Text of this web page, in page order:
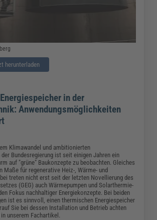
herunterladen
in der
Anwendungsmöglichkeiten
Klimawandel und ambitionierten
Bundesregierung ist seit einigen Jahren ein
auf "grüne" Baukonzepte zu beobachten. Gleiches
Maße für regenerative Heiz-, Wärme- und
treten nicht erst seit der letzten Novellierung des
(GEG) auch Wärmepumpen und Solarthermie-
Fokus nachhaltiger Energiekonzepte. Bei beiden
ist es sinnvoll, einen thermischen Energiespeicher
Sie bei dessen Installation und Betrieb achten
unserem Fachartikel.